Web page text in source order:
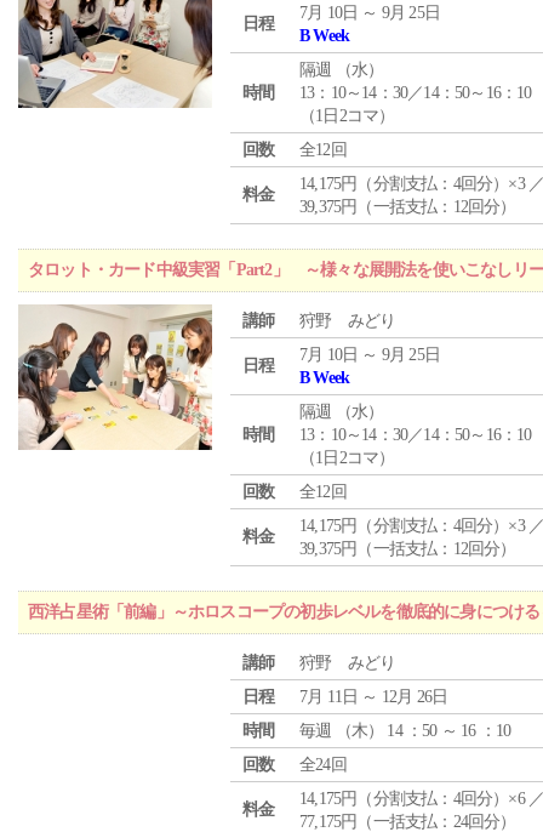
日程
7月 10日 ～ 9月 25日
B Week
時間
隔週 （水）
13：10～14：30／14：50～16：10
（1日2コマ）
回数
全12回
料金
14,175円（分割支払：4回分）×3
39,375円（一括支払：12回分）
タロット・カード中級実習「Part2」 ～様々な展開法を使いこなしリ
講師 狩野 みどり
日程
7月 10日 ～ 9月 25日
B Week
時間
隔週 （水）
13：10～14：30／14：50～16：10
（1日2コマ）
回数
全12回
料金
14,175円（分割支払：4回分）×3
39,375円（一括支払：12回分）
西洋占星術「前編」～ホロスコープの初歩レベルを徹底的に身につける
講師
狩野 みどり
日程
7月 11日 ～ 12月 26日
時間
毎週 （木） 14 ：50 ～ 16 ：10
回数
全24回
料金
14,175円（分割支払：4回分）×6
77,175円（一括支払：24回分）